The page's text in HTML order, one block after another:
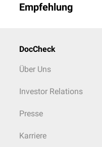
Empfehlung
DocCheck
Über Uns
Investor Relations
Presse
Karriere